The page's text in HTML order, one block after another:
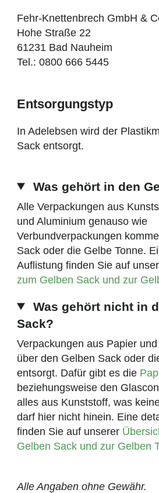
Fehr-Knettenbrech GmbH &
Hohe Straße 22
61231 Bad Nauheim
Tel.: 0800 666 5445
Entsorgungstyp
In Adelebsen wird der
Sack entsorgt.
Was gehört in den
Alle Verpackungen aus
und Aluminium genauso wie
Verbundverpackungen
Sack oder die Gelbe Tonne.
Auflistung finden Sie auf
zum Gelben Sack und zur
Was gehört nicht in
Sack?
Verpackungen aus Papier
über den Gelben Sack oder
entsorgt. Dafür gibt es die
beziehungsweise den
alles aus Kunststoff, was
darf hier nicht hinein. Eine
finden Sie auf unserer
Gelben Sack und zur Gelben
Alle Angaben ohne Gewähr.